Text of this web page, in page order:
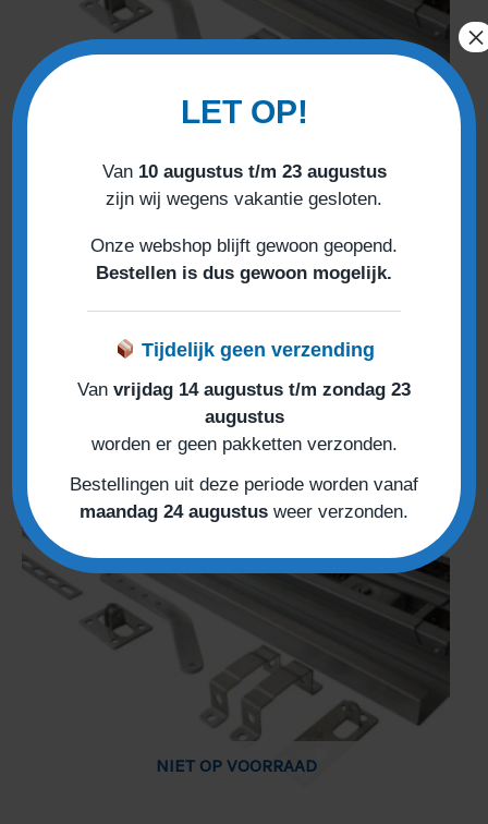
High-Line aandrijfrail voor garagepoorten tot
hoogte van 2925mm
NIET OP VOORRAAD
LET OP!
Van 10 augustus t/m 23 augustus
zijn wij wegens vakantie gesloten.
Onze webshop blijft gewoon geopend.
Bestellen is dus gewoon mogelijk.
Tijdelijk geen verzending
Van vrijdag 14 augustus t/m zondag 23
augustus
worden er geen pakketten verzonden.
Bestellingen uit deze periode worden vanaf
maandag 24 augustus weer verzonden.
×